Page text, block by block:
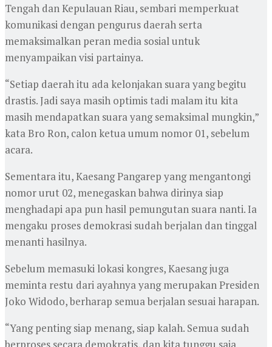
Tengah dan Kepulauan Riau, sembari memperkuat
komunikasi dengan pengurus daerah serta
memaksimalkan peran media sosial untuk
menyampaikan visi partainya.
“Setiap daerah itu ada kelonjakan suara yang begitu
drastis. Jadi saya masih optimis tadi malam itu kita
masih mendapatkan suara yang semaksimal mungkin,”
kata Bro Ron, calon ketua umum nomor 01, sebelum
acara.
Sementara itu, Kaesang Pangarep yang mengantongi
nomor urut 02, menegaskan bahwa dirinya siap
menghadapi apa pun hasil pemungutan suara nanti. Ia
mengaku proses demokrasi sudah berjalan dan tinggal
menanti hasilnya.
Sebelum memasuki lokasi kongres, Kaesang juga
meminta restu dari ayahnya yang merupakan Presiden
Joko Widodo, berharap semua berjalan sesuai harapan.
“Yang penting siap menang, siap kalah. Semua sudah
berproses secara demokratis, dan kita tunggu saja